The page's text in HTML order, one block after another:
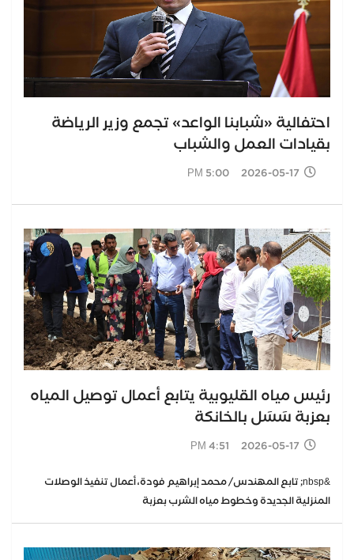
احتفالية «شبابنا الواعد» تجمع وزير الرياضة
بقيادات العمل والشباب
2026-05-17 5:00 PM
رئيس مياه القليوبية يتابع أعمال توصيل المياه
بعزبة سَسَل بالخانكة
2026-05-17 4:51 PM
&nbsp; تابع المهندس/ محمد إبراهيم فودة، أعمال تنفيذ الوصلات
المنزلية الجديدة وخطوط مياه الشرب بعزبة